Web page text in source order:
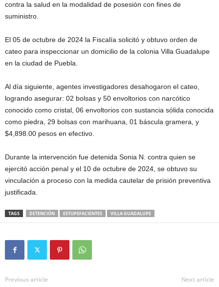
contra la salud en la modalidad de posesión con fines de
suministro.
El 05 de octubre de 2024 la Fiscalía solicitó y obtuvo orden de
cateo para inspeccionar un domicilio de la colonia Villa Guadalupe
en la ciudad de Puebla.
Al día siguiente, agentes investigadores desahogaron el cateo,
logrando asegurar: 02 bolsas y 50 envoltorios con narcótico
conocido como cristal, 06 envoltorios con sustancia sólida conocida
como piedra, 29 bolsas con marihuana, 01 báscula gramera, y
$4,898.00 pesos en efectivo.
Durante la intervención fue detenida Sonia N. contra quien se
ejercitó acción penal y el 10 de octubre de 2024, se obtuvo su
vinculación a proceso con la medida cautelar de prisión preventiva
justificada.
TAGS DETENCIÓN ESTUPEFACIENTES VILLA GUADALUPE
Previous article Next article